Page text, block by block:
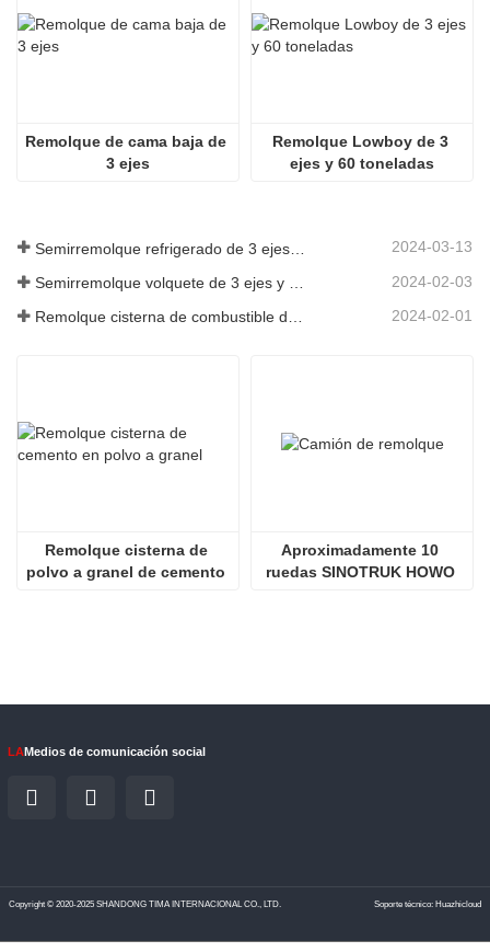
Remolque de cama baja de
3 ejes
Remolque Lowboy de 3
ejes y 60 toneladas
2024-03-13
2024-02-03
Remolque cisterna de combustible de 3 ejes y 45000 litros a Senegal 2024-02-01
Remolque cisterna de
polvo a granel de cemento
Aproximadamente 10
ruedas SINOTRUK HOWO
LAMedios de comunicación social
Copyright © 2020-2025 SHANDONG TIMA INTERNACIONAL CO., LTD. Soporte técnico: Huazhicloud